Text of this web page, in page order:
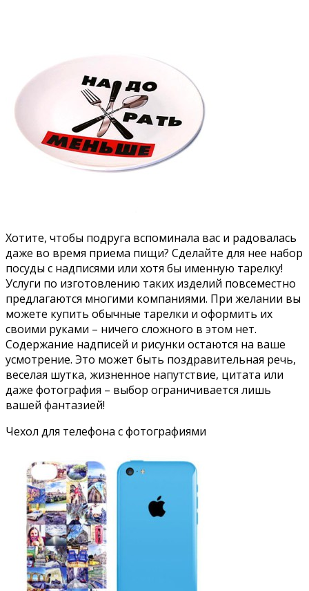
Хотите, чтобы подруга вспоминала вас и радовалась
даже во время приема пищи? Сделайте для нее набор
посуды с надписями или хотя бы именную тарелку!
Услуги по изготовлению таких изделий повсеместно
предлагаются многими компаниями. При желании вы
можете купить обычные тарелки и оформить их
своими руками – ничего сложного в этом нет.
Содержание надписей и рисунки остаются на ваше
усмотрение. Это может быть поздравительная речь,
веселая шутка, жизненное напутствие, цитата или
даже фотография – выбор ограничивается лишь
вашей фантазией!
Чехол для телефона с фотографиями